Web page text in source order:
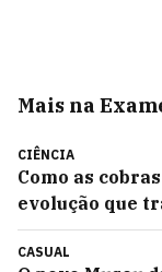
Mais na
CIÊNCIA
Como as
evolução que
CASUAL